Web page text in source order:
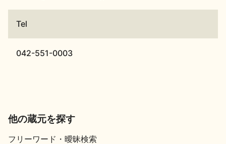
Tel
042-551-0003
他の蔵元を探す
フリーワード・曖昧検索